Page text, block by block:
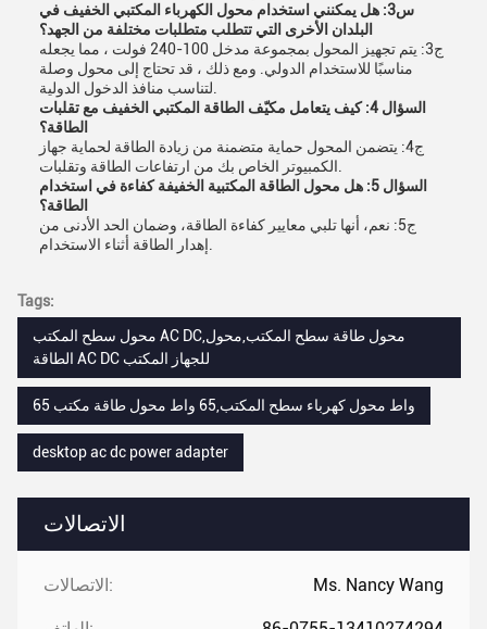
الاتصالات
الاتصالات: Ms. Nancy Wang
س3: هل يمكنني استخدام محول الكهرباء المكتبي الخفيف في
البلدان الأخرى التي تتطلب متطلبات مختلفة من الجهد؟
ج3: يتم تجهيز المحول بمجموعة مدخل 100-240 فولت ، مما يجعله
مناسبًا للاستخدام الدولي. ومع ذلك ، قد تحتاج إلى محول وصلة
السؤال 4: كيف يتعامل مكيّف الطاقة المكتبي الخفيف مع تقلبات
الطاقة؟
ج4: يتضمن المحول حماية متضمنة من زيادة الطاقة لحماية جهاز
السؤال 5: هل محول الطاقة المكتبية الخفيفة كفاءة في استخدام
الطاقة؟
ج5: نعم، أنها تلبي معايير كفاءة الطاقة، وضمان الحد الأدنى من
Tags:
محول سطح المكتب AC DC,محول طاقة سطح المكتب,محول
الطاقة AC DC للجهاز المكتب
65 واط محول كهرباء سطح المكتب,65 واط محول طاقة مكتب
desktop ac dc power adapter